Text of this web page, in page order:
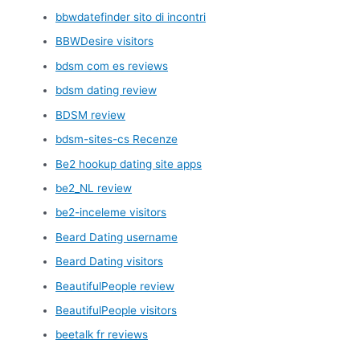
bbwdatefinder sito di incontri
BBWDesire visitors
bdsm com es reviews
bdsm dating review
BDSM review
bdsm-sites-cs Recenze
Be2 hookup dating site apps
be2_NL review
be2-inceleme visitors
Beard Dating username
Beard Dating visitors
BeautifulPeople review
BeautifulPeople visitors
beetalk fr reviews